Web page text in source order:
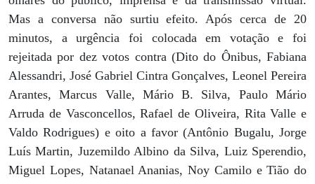
Mas a conversa não surtiu efeito. Após cerca de 20
minutos, a urgência foi colocada em votação e foi
rejeitada por dez votos contra (Dito do Ônibus, Fabiana
Alessandri, José Gabriel Cintra Gonçalves, Leonel Pereira
Arantes, Marcus Valle, Mário B. Silva, Paulo Mário
Arruda de Vasconcellos, Rafael de Oliveira, Rita Valle e
Valdo Rodrigues) e oito a favor (Antônio Bugalu, Jorge
Luís Martin, Juzemildo Albino da Silva, Luiz Sperendio,
Miguel Lopes, Natanael Ananias, Noy Camilo e Tião do